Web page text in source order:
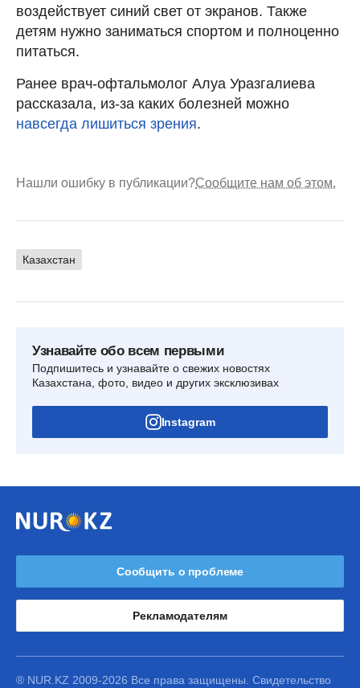
воздействует синий свет от экранов. Также
детям нужно заниматься спортом и полноценно
питаться.
Ранее врач-офтальмолог Алуа Уразгалиева
рассказала, из-за каких болезней можно
навсегда лишиться зрения.
Нашли ошибку в публикации?Сообщите нам об этом.
Казахстан
Узнавайте обо всем первыми
Подпишитесь и узнавайте о свежих новостях
Казахстана, фото, видео и других эксклюзивах
Instagram
Сообщить о проблеме
Рекламодателям
® NUR.KZ 2009-2026 Все права защищены. Свидетельство